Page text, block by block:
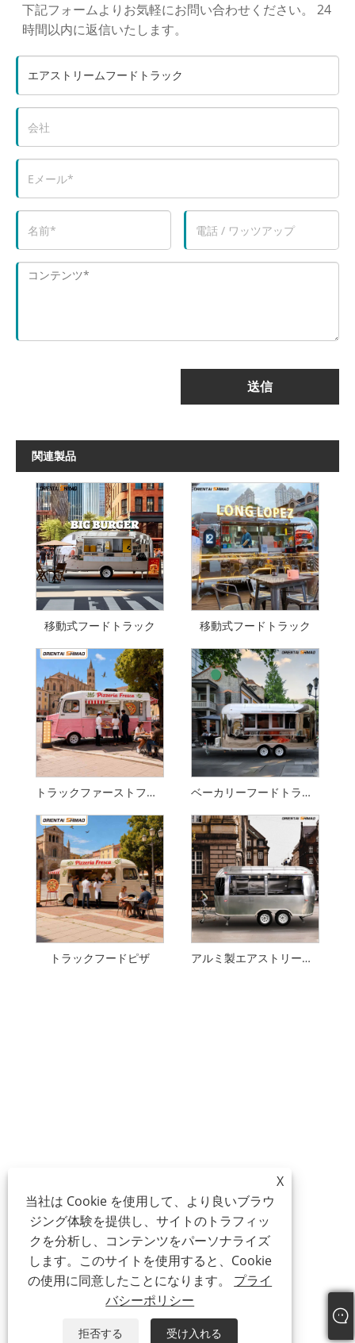
下記フォームよりお気軽にお問い合わせください。 24
時間以内に返信いたします。
送信
関連製品
移動式フードトラック 移動式フードトラック
トラックファーストフード ベーカリーフードトラック
トラックフードピザ アルミ製エアストリームフードトラック
X
当社は Cookie を使用して、より良いブラウ
ジング体験を提供し、サイトのトラフィッ
クを分析し、コンテンツをパーソナライズ
します。このサイトを使用すると、Cookie
の使用に同意したことになります。 プライ
バシーポリシー
拒否する 受け入れる